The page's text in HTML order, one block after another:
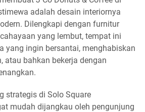
adalah desain interiornya
Dilengkapi dengan furnitur
yang lembut, tempat ini
yang ingin bersantai, menghabiskan
atau bahkan bekerja dengan
strategis di Solo Square
mudah dijangkau oleh pengunjung